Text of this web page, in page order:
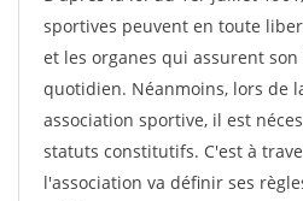
sportives peuvent en toute
et les organes qui assurent
quotidien. Néanmoins, lors de
association sportive, il est
statuts constitutifs. C'est à
l'association va définir ses